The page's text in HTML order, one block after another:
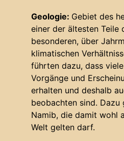
Geologie: Gebiet des
einer der ältesten Teile
besonderen, über
klimatischen
führten dazu, dass
Vorgänge und
erhalten und deshalb
beobachten sind.
Namib, die damit wohl
Welt gelten darf.